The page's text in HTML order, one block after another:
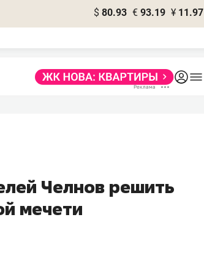
$ 80.93 € 93.19 ¥ 11.97
Челнов решить
мечети